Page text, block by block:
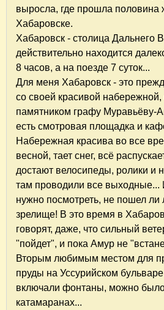
выросла, где прошла половина
Хабаровске.
Хабаровск - столица Дальнего
действительно находится
8 часов, а на поезде 7 суток...
Для меня Хабаровск - это
со своей красивой набережной,
памятником графу Муравьёву-
есть смотровая площадка и
Набережная красива во все
весной, тает снег, всё
достают велосипеды, ролики и
там проводили все выходные...
нужно посмотреть, не пошел ли
зрелище! В это время в
говорят, даже, что сильный
"пойдет", и пока Амур не
Вторым любимым местом для
пруды на Уссурийском
включали фонтаны, можно было
катамаранах...